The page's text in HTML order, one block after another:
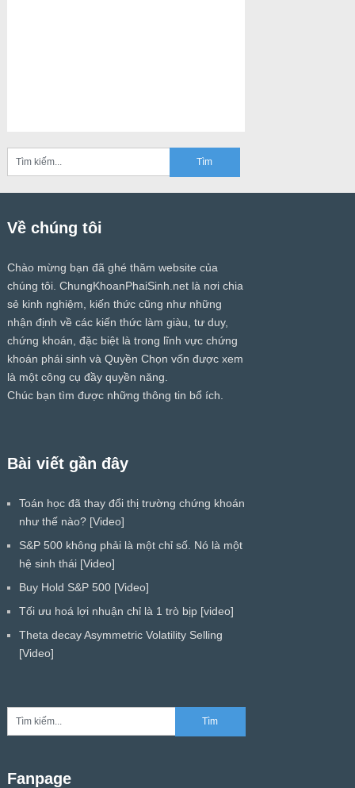
Về chúng tôi
Chào mừng bạn đã ghé thăm website của
chúng tôi. ChungKhoanPhaiSinh.netlà nơi chia
sẻ kinh nghiệm, kiến thức cũng như những
nhận định về các kiến thức làm giàu, tư duy,
chứng khoán, đặc biệt là trong lĩnh vực chứng
khoán phái sinh và Quyền Chọn vốn được xem
là một công cụ đầy quyền năng.
Chúc bạn tìm được những thông tin bổ ích.
Bài viết gần đây
Toán học đã thay đổi thị trường chứng khoán
như thế nào? [Video]
S&P 500 không phải là một chỉ số. Nó là một
hệ sinh thái [Video]
Buy Hold S&P 500 [Video]
Tối ưu hoá lợi nhuận chỉ là 1 trò bịp [video]
Theta decay Asymmetric Volatility Selling
[Video]
Fanpage